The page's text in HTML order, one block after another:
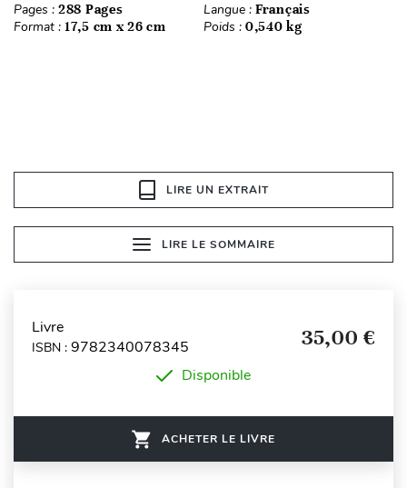
Pages : 288 Pages Langue : Français
Format : 17,5 cm x 26 cm Poids : 0,540 kg
LIRE UN EXTRAIT
LIRE LE SOMMAIRE
Livre
ISBN : 9782340078345 35,00 €
Disponible
ACHETER LE LIVRE